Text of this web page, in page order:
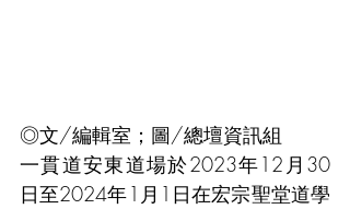
◎文/編輯室；圖/總壇資訊組
一貫道安東道場於2023年12月30
日至2024年1月1日在宏宗聖堂道學